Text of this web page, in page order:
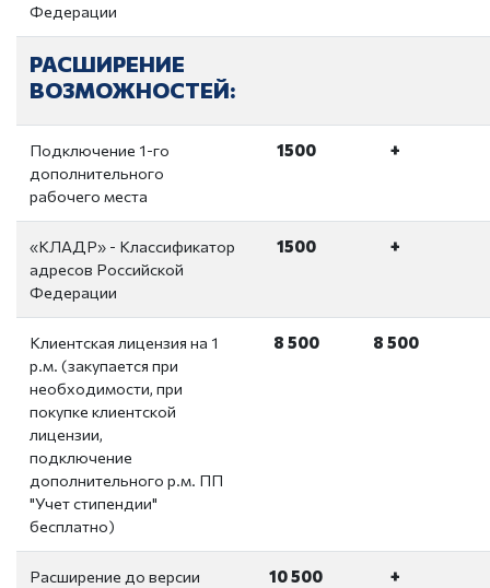
Федерации
РАСШИРЕНИЕ
ВОЗМОЖНОСТЕЙ:
Подключение 1-го
дополнительного
рабочего места
1500 +
«КЛАДР» - Классификатор
адресов Российской
Федерации
1500 +
Клиентская лицензия на 1
р.м. (закупается при
необходимости, при
покупке клиентской
лицензии,
подключение
дополнительного р.м. ПП
"Учет стипендии"
бесплатно)
8 500 8 500
Расширение до версии
10 500 +